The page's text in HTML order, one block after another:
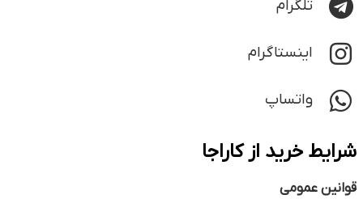
تلگرام
اینستاگرام
واتساپ
شرایط خرید از کاراجا
قوانین عمومی